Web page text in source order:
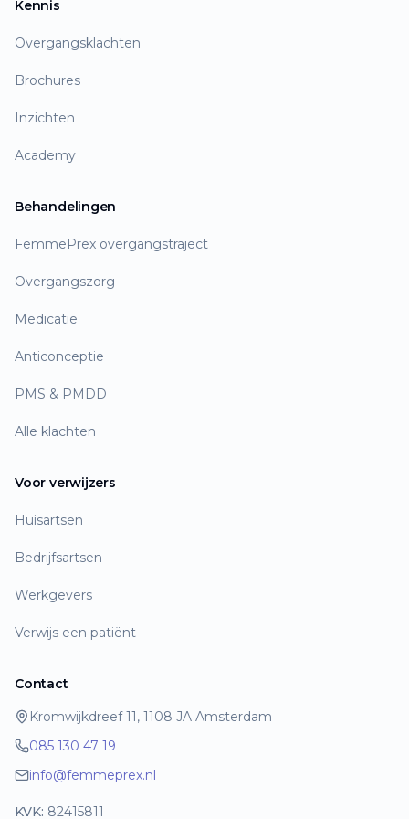
Kennis
Overgangsklachten
Brochures
Inzichten
Academy
Behandelingen
FemmePrex overgangstraject
Overgangszorg
Medicatie
Anticonceptie
PMS & PMDD
Alle klachten
Voor verwijzers
Huisartsen
Bedrijfsartsen
Werkgevers
Verwijs een patiënt
Contact
Kromwijkdreef 11, 1108 JA Amsterdam
085 130 47 19
info@femmeprex.nl
KVK: 82415811